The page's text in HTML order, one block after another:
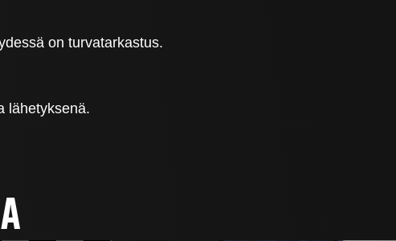
on turvatarkastus.
lähetyksenä.